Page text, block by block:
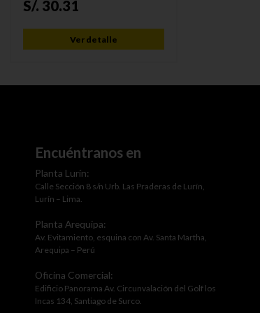
S/. 30.31
Ver detalle
Encuéntranos en
Planta Lurín:
Calle Sección 8 s/n Urb. Las Praderas de Lurín,
Lurín – Lima.
Planta Arequipa:
Av. Evitamiento, esquina con Av. Santa Martha,
Arequipa – Perú
Oficina Comercial:
Edificio Panorama Av. Circunvalación del Golf los
Incas 134, Santiago de Surco.